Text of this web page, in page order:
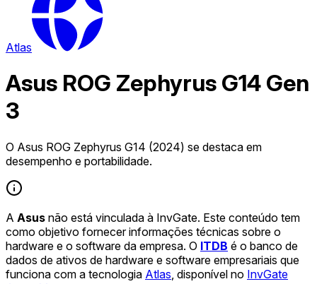
Atlas
Asus ROG Zephyrus G14 Gen
3
O Asus ROG Zephyrus G14 (2024) se destaca em
desempenho e portabilidade.
A Asus não está vinculada à InvGate. Este conteúdo tem
como objetivo fornecer informações técnicas sobre o
hardware e o software da empresa. O ITDB é o banco de
dados de ativos de hardware e software empresariais que
funciona com a tecnologia Atlas , disponível no InvGate